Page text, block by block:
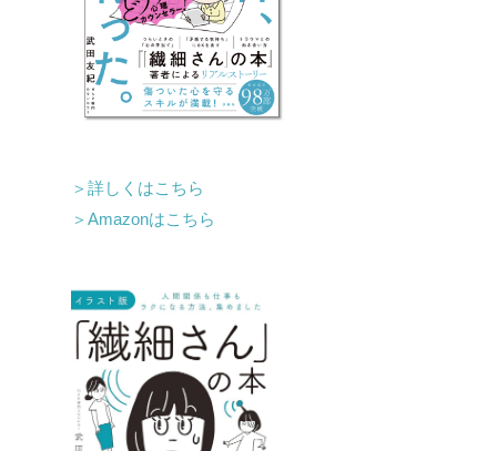
＞詳しくはこちら
＞Amazonはこちら